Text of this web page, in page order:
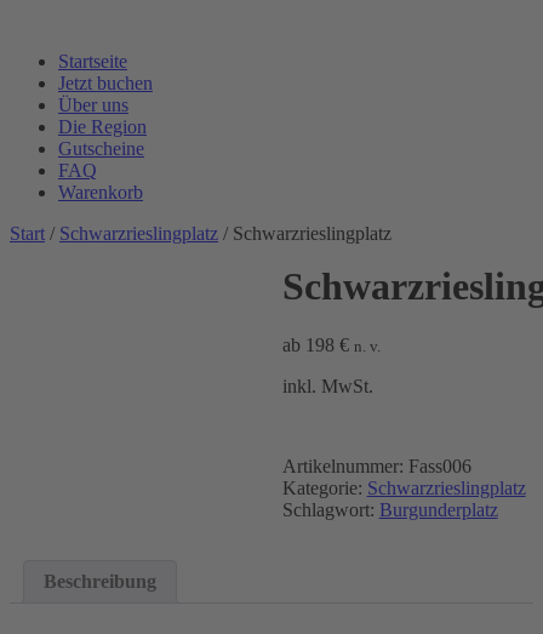
Startseite
Jetzt buchen
Über uns
Die Region
Gutscheine
FAQ
Warenkorb
Start / Schwarzrieslingplatz / Schwarzrieslingplatz
ab 198 € n. v.
inkl. MwSt.
Artikelnummer: Fass006
Kategorie: Schwarzrieslingplatz
Schlagwort: Burgunderplatz
Beschreibung